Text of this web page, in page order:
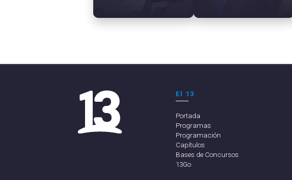
El 13
Portada
Programas
Programación
Capítulos
Bases de Concursos
13Go